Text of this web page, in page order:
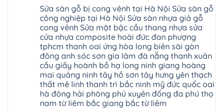
4mm
6mm
8mm
10mm
12mm
tại
nhà
Ziccos
Flortex
Wilson
black
Hobi
wood
Glotex
Kosmos
Hobi
sửa
chữa
Sửa
sàn
nhựa
giả
gỗ
hèm
khóa
giá
rẻ
4mm
6mm
8mm
10mm
12mm
chịu
bình
luận
ở
Sửa
sàn
gỗ
bị
ngấm
nước
tại
Hà
Nội
Sửa
sàn
công
Sửa sàn gỗ bị cong vênh tại Hà Nội Sửa sàn gỗ
công nghiệp tại Hà Nội Sửa sàn nhựa giả gỗ
cong vênh Sửa mặt bậc cầu thang nhựa sửa
cửa nhựa composite hoài đức đan phượng
tphcm thanh oai ứng hòa long biên sài gòn
đông anh sóc sơn gia lâm đà nẵng thanh xuân
cầu giấy hoành bồ hạ long ninh giang hoàng
mai quảng ninh tây hồ sơn tây hưng yên thạch
thất mê linh thanh trì bắc ninh mỹ đức quốc oai
hà đông hải phòng phú xuyên đống đa phú thọ
nam từ liêm bắc giang bắc từ liêm